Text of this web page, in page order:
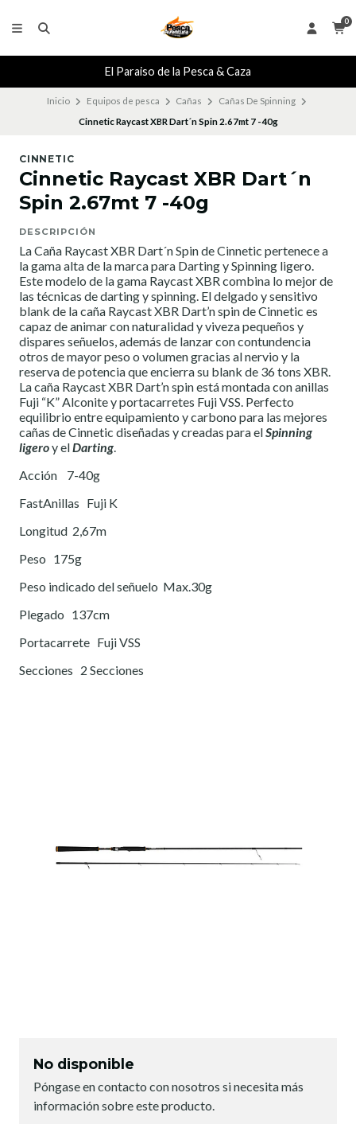
0
El Paraiso de la Pesca & Caza
Inicio Equipos de pesca Cañas
Cañas De Spinning
Cinnetic Raycast XBR Dart´n Spin 2.67mt 7 -40g
CINNETIC
Cinnetic Raycast XBR Dart´n
Spin 2.67mt 7 -40g
DESCRIPCIÓN
La Caña Raycast XBR Dart´n Spin de Cinnetic pertenece a
la gama alta de la marca para Darting y Spinning ligero.
Este modelo de la gama Raycast XBR combina lo mejor de
las técnicas de darting y spinning. El delgado y sensitivo
blank de la caña Raycast XBR Dart’n spin de Cinnetic es
capaz de animar con naturalidad y viveza pequeños y
dispares señuelos, además de lanzar con contundencia
otros de mayor peso o volumen gracias al nervio y la
reserva de potencia que encierra su blank de 36 tons XBR.
La caña Raycast XBR Dart’n spin está montada con anillas
Fuji “K” Alconite y portacarretes Fuji VSS. Perfecto
equilibrio entre equipamiento y carbono para las mejores
cañas de Cinnetic diseñadas y creadas para elSpinning
ligeroy elDarting.
Acción 7-40g
FastAnillas Fuji K
Longitud 2,67m
Peso 175g
Peso indicado del señuelo Max.30g
Plegado 137cm
Portacarrete Fuji VSS
Secciones 2 Secciones
No disponible
Póngase en contacto con nosotros si necesita más
información sobre este producto.